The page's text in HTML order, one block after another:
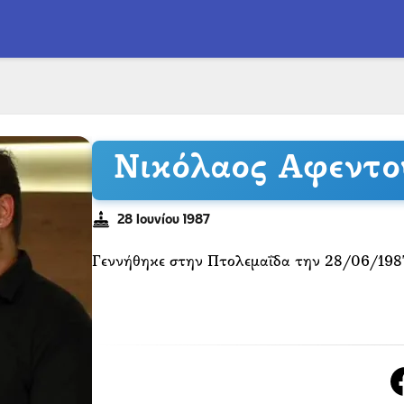
Νικόλαος
28 Ιουνίου 1987
Γεννήθηκε στην Πτολεμαΐδα την 28/06/